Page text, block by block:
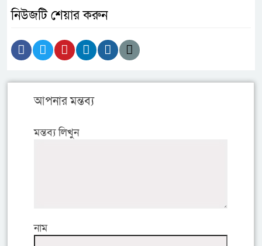
নিউজটি শেয়ার করুন
আপনার মন্তব্য
মন্তব্য লিখুন
নাম